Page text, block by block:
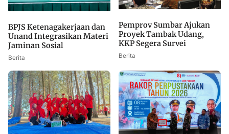
BPJS Ketenagakerjaan dan
Unand Integrasikan Materi
Jaminan Sosial
Berita
Pemprov Sumbar Ajukan
Proyek Tambak Udang,
KKP Segera Survei
Berita